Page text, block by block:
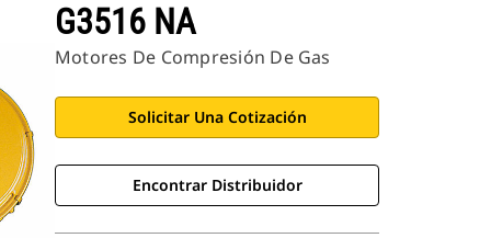
G3516 NA
Motores De Compresión De Gas
Solicitar Una Cotización
Encontrar Distribuidor